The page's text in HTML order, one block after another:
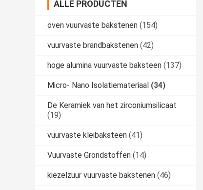
ALLE PRODUCTEN
oven vuurvaste bakstenen (154)
vuurvaste brandbakstenen (42)
hoge alumina vuurvaste baksteen (137)
Micro- Nano Isolatiemateriaal (34)
De Keramiek van het zirconiumsilicaat
(19)
vuurvaste kleibaksteen (41)
Vuurvaste Grondstoffen (14)
kiezelzuur vuurvaste bakstenen (46)